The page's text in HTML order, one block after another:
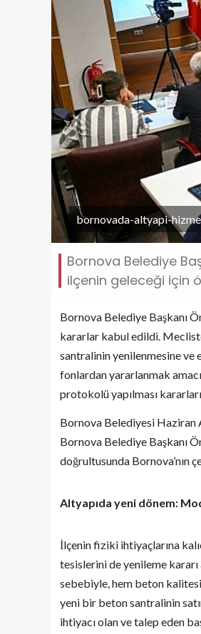
bornovada-altyapi-
Bornova Belediye
ilçenin geleceği için
Bornova Belediye Başkanı
kararlar kabul edildi.
santralinin yenilenmesine ve
fonlardan yararlanmak
protokolü yapılması kararları
Bornova Belediyesi Haziran
Bornova Belediye Başkanı
doğrultusunda Bornova’nın
Altyapıda yeni dönem:
İlçenin fiziki ihtiyaçlarına
tesislerini de yenileme kararı
sebebiyle, hem beton
yeni bir beton santralinin
ihtiyacı olan ve talep eden